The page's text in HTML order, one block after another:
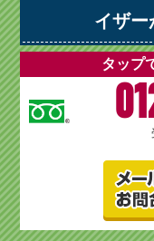
イザー
タップ